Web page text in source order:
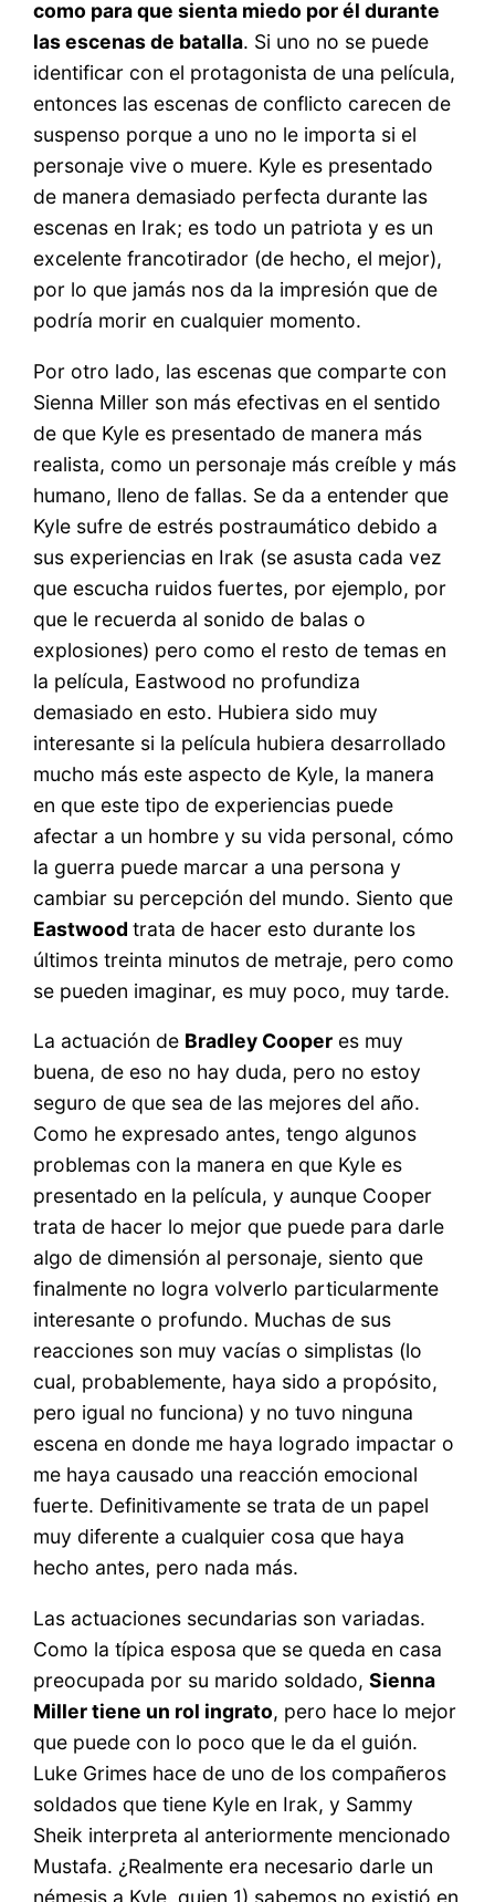
como para que sienta miedo por él durante
las escenas de batalla. Si uno no se puede
identificar con el protagonista de una película,
entonces las escenas de conflicto carecen de
suspenso porque a uno no le importa si el
personaje vive o muere. Kyle es presentado
de manera demasiado perfecta durante las
escenas en Irak; es todo un patriota y es un
excelente francotirador (de hecho, el mejor),
por lo que jamás nos da la impresión que de
podría morir en cualquier momento.
Por otro lado, las escenas que comparte con
Sienna Miller son más efectivas en el sentido
de que Kyle es presentado de manera más
realista, como un personaje más creíble y más
humano, lleno de fallas. Se da a entender que
Kyle sufre de estrés postraumático debido a
sus experiencias en Irak (se asusta cada vez
que escucha ruidos fuertes, por ejemplo, por
que le recuerda al sonido de balas o
explosiones) pero como el resto de temas en
la película, Eastwood no profundiza
demasiado en esto. Hubiera sido muy
interesante si la película hubiera desarrollado
mucho más este aspecto de Kyle, la manera
en que este tipo de experiencias puede
afectar a un hombre y su vida personal, cómo
la guerra puede marcar a una persona y
cambiar su percepción del mundo. Siento que
Eastwoodtrata de hacer esto durante los
últimos treinta minutos de metraje, pero como
se pueden imaginar, es muy poco, muy tarde.
La actuación de Bradley Cooper es muy
buena, de eso no hay duda, pero no estoy
seguro de que sea de las mejores del año.
Como he expresado antes, tengo algunos
problemas con la manera en que Kyle es
presentado en la película, y aunque Cooper
trata de hacer lo mejor que puede para darle
algo de dimensión al personaje, siento que
finalmente no logra volverlo particularmente
interesante o profundo. Muchas de sus
reacciones son muy vacías o simplistas (lo
cual, probablemente, haya sido a propósito,
pero igual no funciona) y no tuvo ninguna
escena en donde me haya logrado impactar o
me haya causado una reacción emocional
fuerte. Definitivamente se trata de un papel
muy diferente a cualquier cosa que haya
hecho antes, pero nada más.
Las actuaciones secundarias son variadas.
Como la típica esposa que se queda en casa
preocupada por su marido soldado,Sienna
Miller tiene un rol ingrato, pero hace lo mejor
que puede con lo poco que le da el guión.
Luke Grimes hace de uno de los compañeros
soldados que tiene Kyle en Irak, y Sammy
Sheik interpreta al anteriormente mencionado
Mustafa. ¿Realmente era necesario darle un
némesis a Kyle, quien 1) sabemos no existió en